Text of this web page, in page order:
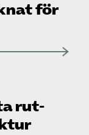
för
rut-